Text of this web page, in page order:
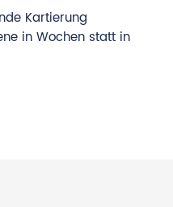
Kartierung
in Wochen statt in